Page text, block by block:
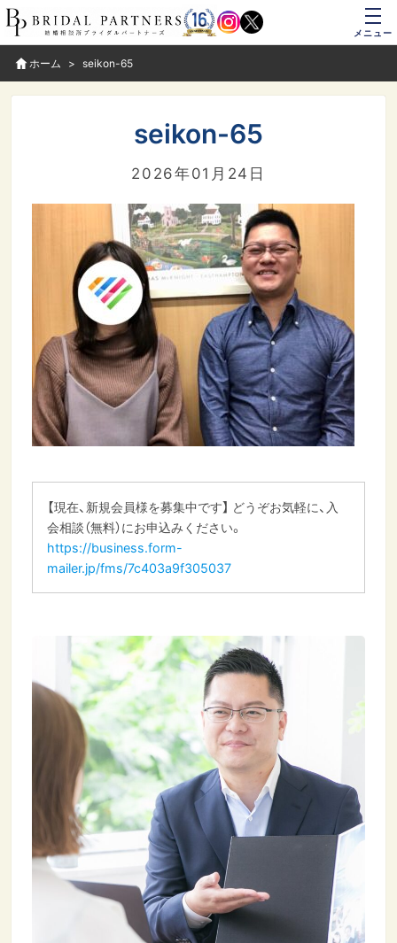
メニュー
ホーム seikon-65
seikon-65
2026年01月24日
【現在、新規会員様を募集中です】 どうぞお気軽に、入
会相談（無料）にお申込みください。
https://business.form-
mailer.jp/fms/7c403a9f305037